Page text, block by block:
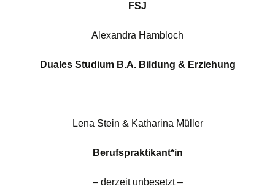
FSJ
Alexandra Hambloch
Duales Studium B.A. Bildung & Erziehung
Lena Stein & Katharina Müller
Berufspraktikant*in
– derzeit unbesetzt –